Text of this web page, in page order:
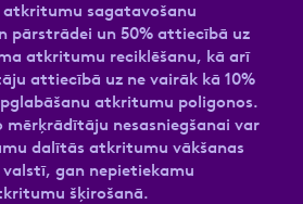
sagatavošanu
pārstrādei un 50% attiecībā uz
atkritumu reciklēšanu, kā arī
attiecībā uz ne vairāk kā 10%
atkritumu poligonos.
mērķrādītāju nesasniegšanai var
dalītās atkritumu vākšanas
gan nepietiekamu
šķirošanā.
piekrītat personas datu